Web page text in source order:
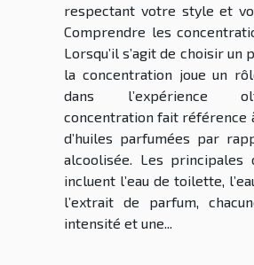
respectant votre style et
Comprendre les
Lorsqu’il s’agit de choisir un
la concentration joue un
dans l’expérience
concentration fait référence
d’huiles parfumées par
alcoolisée. Les principales
incluent l’eau de toilette,
l’extrait de parfum,
intensité et une...